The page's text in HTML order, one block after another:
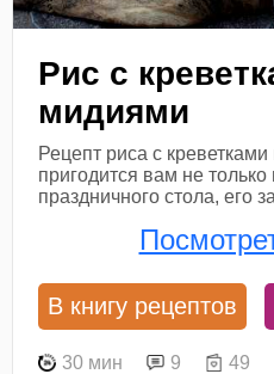
Рис с
мидиями
Рецепт риса с
пригодится вам не только
праздничного стола, его
В книгу рецептов
30 мин 9 49